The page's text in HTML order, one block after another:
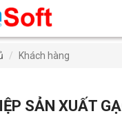
Khách hàng
SẢN XUẤT